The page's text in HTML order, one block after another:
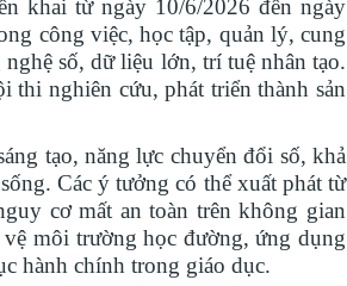
khai từ ngày 10/6/2026 đến ngày
công việc, học tập, quản lý, cung
số, dữ liệu lớn, trí tuệ nhân tạo.
thi nghiên cứu, phát triển thành sản
tạo, năng lực chuyển đổi số, khả
Các ý tưởng có thể xuất phát từ
cơ mất an toàn trên không gian
môi trường học đường, ứng dụng
hành chính trong giáo dục.